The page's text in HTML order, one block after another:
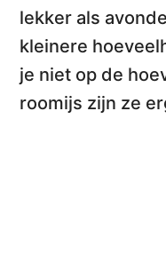
lekker als
kleinere
je niet op de
roomijs zijn ze